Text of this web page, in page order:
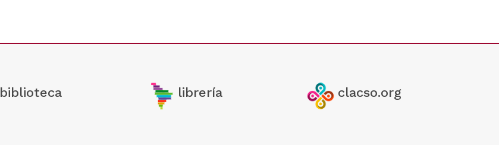
biblioteca librería clacso.org